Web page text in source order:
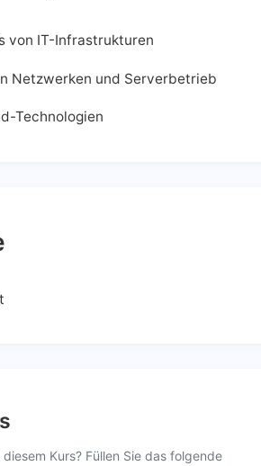
von IT-Infrastrukturen
Netzwerken und Serverbetrieb
Technologien
Kurs? Füllen Sie das folgende